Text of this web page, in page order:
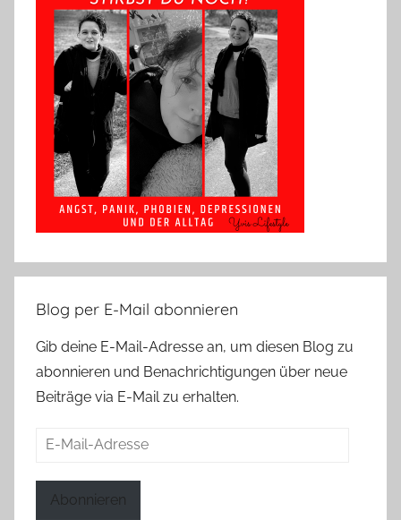
Blog per E-Mail abonnieren
Gib deine E-Mail-Adresse an, um diesen Blog zu
abonnieren und Benachrichtigungen über neue
Beiträge via E-Mail zu erhalten.
E-
Abonnieren